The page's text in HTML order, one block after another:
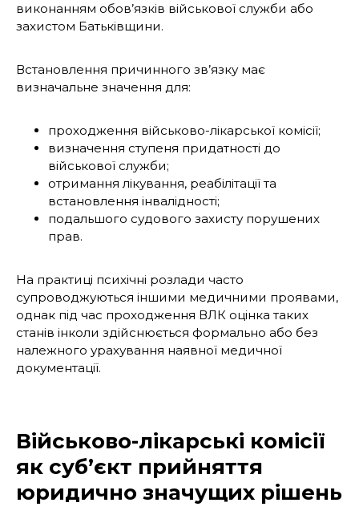
виконанням обов’язків військової служби або
захистом Батьківщини.
Встановлення причинного зв’язку має
визначальне значення для:
проходження військово-лікарської комісії;
визначення ступеня придатності до
військової служби;
отримання лікування, реабілітації та
встановлення інвалідності;
подальшого судового захисту порушених
прав.
На практиці психічні розлади часто
супроводжуються іншими медичними проявами,
однак під час проходження ВЛК оцінка таких
станів інколи здійснюється формально або без
належного урахування наявної медичної
документації.
Військово-лікарські комісії
як суб’єкт прийняття
юридично значущих рішень